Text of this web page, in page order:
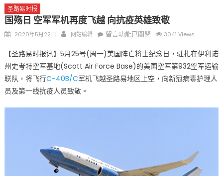
圣路易时报
国殇日 空军军机再度飞越 向抗疫英雄致敬
Posted
2020年5月22日 Author
网站编辑
在
殇
日
空
向
留言功能已關閉 3041 Views
【圣路易时报讯】5月25号(周一)美国阵亡将士纪念日，驻扎在伊利诺
州史考特空军基地(Scott Air Force Base)的美国空军第932空军运输
联队，将飞行C-40B/C军机飞越圣路易地区上空，向新冠病毒护理人
员及第一线抗疫人员致敬。